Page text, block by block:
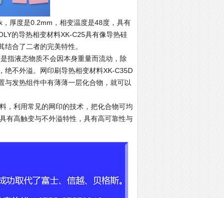
厚度是0.2mm，相变温度是48度，具有
的导热相变材料XK-C25具有像导热硅
合了二者的完美特性。
指液态物质不会因本身重量而流动，除
绝不外溢。网印刷导热相变材料XK-C35D
与发热组件中有薄薄一层化合物，就可以
利用常见的网印的技术，把化合物可均
有高触变与不外溢特性，具有高可靠性与